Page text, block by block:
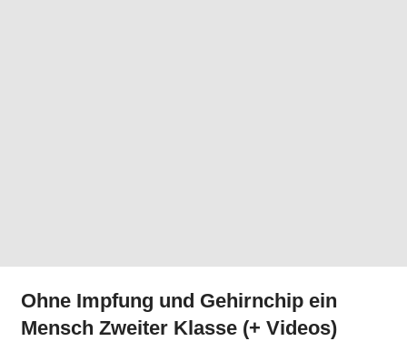
Ohne Impfung und Gehirnchip ein
Mensch Zweiter Klasse (+ Videos)